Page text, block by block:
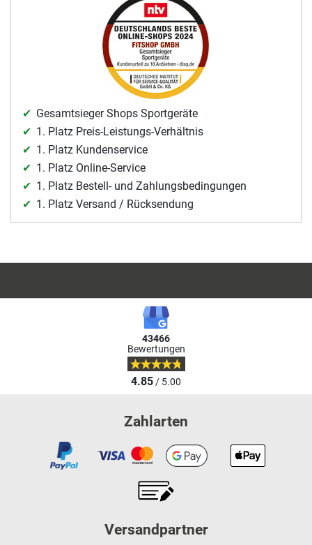
Gesamtsieger Shops Sportgeräte
1. Platz Preis-Leistungs-Verhältnis
1. Platz Kundenservice
1. Platz Online-Service
1. Platz Bestell- und Zahlungsbedingungen
1. Platz Versand / Rücksendung
43466
Bewertungen
4.85/ 5.00
Zahlarten
Versandpartner